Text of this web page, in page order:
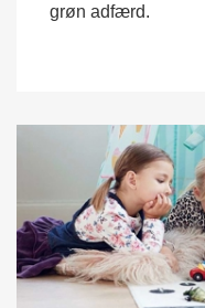
grøn adfærd.